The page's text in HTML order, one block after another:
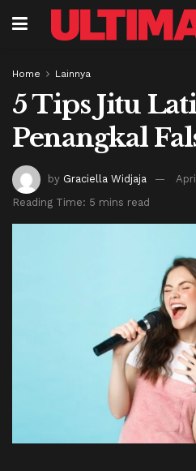
Home Lainnya
5 Tips Jitu
Penangkal
by Graciella Widjaja
Reading Time: 5 mins read